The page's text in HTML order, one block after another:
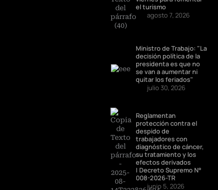
el turismo
agosto 7, 2026
Ministro de Trabajo: "La
decisión política de la
presidenta es que no
se van a aumentar ni
quitar los feriados"
julio 30, 2026
Reglamentan
protección contra el
despido de
trabajadores con
diagnóstico de cáncer,
su tratamiento y los
efectos derivados
| Decreto Supremo N°
008-2026-TR
junio 5, 2026